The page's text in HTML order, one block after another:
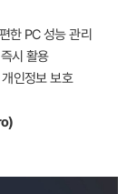
한 PC 성능 관리
시 활용
인정보 보호